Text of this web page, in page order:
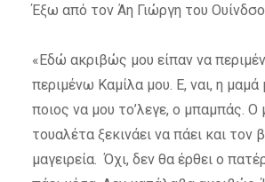
Έξω από τον Άη Γιώργη του
«Εδώ ακριβώς μου είπαν να
περιμένω Καμίλα μου. Ε, ναι, η μαμά
ποιος να μου το’λεγε, ο μπαμπάς.
τουαλέτα ξεκινάει να πάει και τον
μαγειρεία. Όχι, δεν θα έρθει ο